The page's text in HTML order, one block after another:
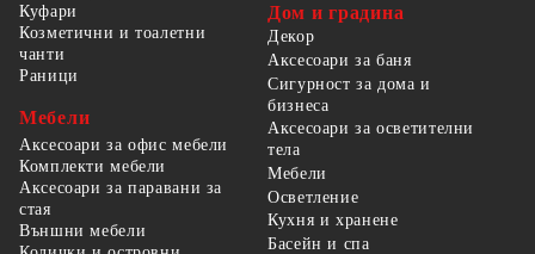
Куфари
Козметични и тоалетни
чанти
Раници
Мебели
Аксесоари за офис мебели
Комплекти мебели
Аксесоари за паравани за
стая
Външни мебели
Дом и градина
Декор
Аксесоари за баня
Сигурност за дома и
бизнеса
Аксесоари за осветителни
тела
Мебели
Осветление
Кухня и хранене
Басейн и спа